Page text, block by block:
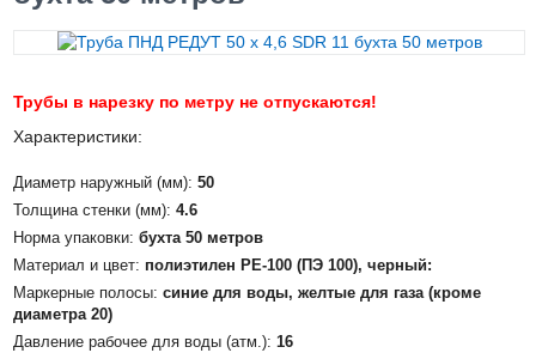
Трубы в нарезку по метру не отпускаются!
Характеристики:
Диаметр наружный (мм): 50
Толщина стенки (мм): 4.6
Норма упаковки: бухта 50 метров
Материал и цвет: полиэтилен PE-100 (ПЭ 100), черный:
Маркерные полосы: синие для воды, желтые для газа (кроме
диаметра 20)
Давление рабочее для воды (атм.): 16